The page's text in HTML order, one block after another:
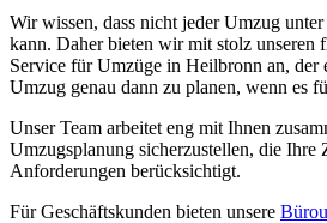
Wir wissen, dass nicht jeder Umzug
kann. Daher bieten wir mit stolz unseren
Service für Umzüge in Heilbronn an, der
Umzug genau dann zu planen, wenn es
Unser Team arbeitet eng mit Ihnen
Umzugsplanung sicherzustellen, die Ihre
Anforderungen berücksichtigt.
Für Geschäftskunden bieten unsere